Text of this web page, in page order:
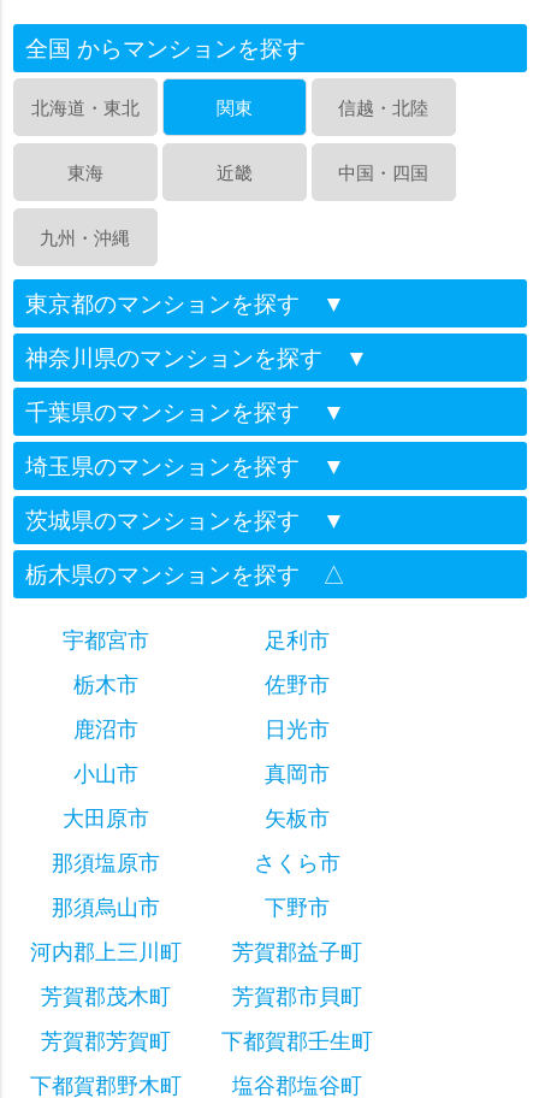
全国 からマンションを探す
北海道・東北 関東 信越・北陸
東海 近畿 中国・四国
九州・沖縄
東京都のマンションを探す ▼
神奈川県のマンションを探す ▼
千葉県のマンションを探す ▼
埼玉県のマンションを探す ▼
茨城県のマンションを探す ▼
栃木県のマンションを探す △
宇都宮市
足利市
栃木市
佐野市
鹿沼市
日光市
小山市
真岡市
大田原市
矢板市
那須塩原市
さくら市
那須烏山市
下野市
河内郡上三川町
芳賀郡益子町
芳賀郡茂木町
芳賀郡市貝町
芳賀郡芳賀町
下都賀郡壬生町
下都賀郡野木町
塩谷郡塩谷町